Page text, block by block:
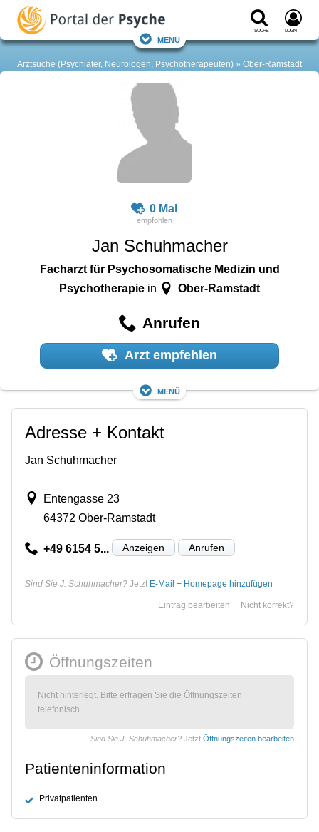
Suche Login
Menü
Arztsuche (Psychiater, Neurologen, Psychotherapeuten) Ober-Ramstadt
0 Mal
Jan Schuhmacher
Facharzt für Psychosomatische Medizin und
Psychotherapie in Ober-Ramstadt
Anrufen
Arzt empfehlen
Menü
Adresse + Kontakt
Jan Schuhmacher
Entengasse 23
64372 Ober-Ramstadt
+49 6154 5... Anzeigen Anrufen
Sind Sie J. Schuhmacher? Jetzt E-Mail + Homepage hinzufügen
Nicht korrekt?
Eintrag bearbeiten
Öffnungszeiten
Nicht hinterlegt. Bitte erfragen Sie die Öffnungszeiten
telefonisch.
Sind Sie J. Schuhmacher? Jetzt Öffnungszeiten bearbeiten
Patienteninformation
Privatpatienten